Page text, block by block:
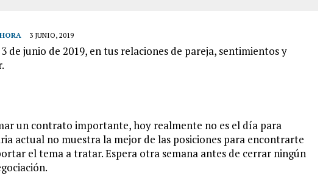
3 JUNIO, 2019
de junio de 2019, en tus relaciones de pareja, sentimientos y
un contrato importante, hoy realmente no es el día para
actual no muestra la mejor de las posiciones para encontrarte
el tema a tratar. Espera otra semana antes de cerrar ningún